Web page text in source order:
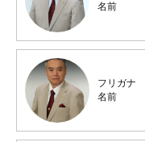
名前
フリガナ
名前